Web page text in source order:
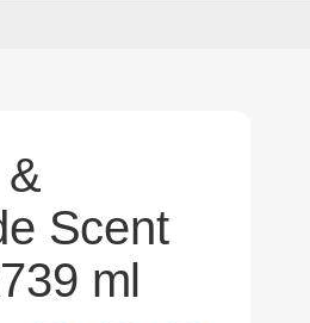
Scent
ml